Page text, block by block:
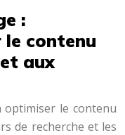
:
contenu
aux
optimiser le contenu
de recherche et les